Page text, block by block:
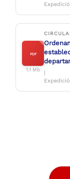
PDF
1.1 Mb
|